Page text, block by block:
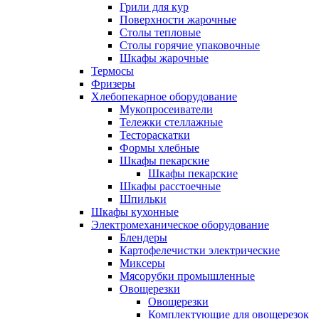
Грили для кур
Поверхности жарочные
Столы тепловые
Столы горячие упаковочные
Шкафы жарочные
Термосы
Фризеры
Хлебопекарное оборудование
Мукопросеиватели
Тележки стеллажные
Тестораскатки
Формы хлебные
Шкафы пекарские
Шкафы пекарские
Шкафы расстоечные
Шпильки
Шкафы кухонные
Электромеханическое оборудование
Блендеры
Картофелечистки электрические
Миксеры
Мясорубки промышленные
Овощерезки
Овощерезки
Комплектующие для овощерезок